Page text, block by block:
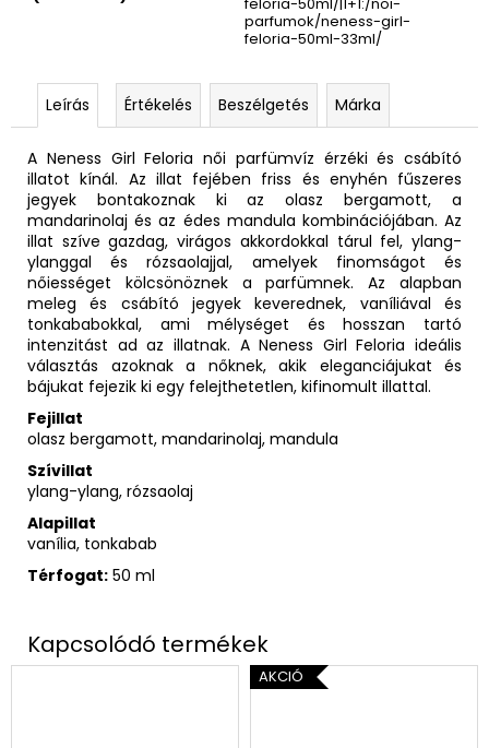
parfumok/neness-girl-
feloria-50ml-33ml/
Leírás Értékelés Beszélgetés Márka
A Neness Girl Feloria női parfümvíz érzéki és csábító
illatot kínál. Az illat fejében friss és enyhén fűszeres
jegyek bontakoznak ki az olasz bergamott, a
mandarinolaj és az édes mandula kombinációjában. Az
illat szíve gazdag, virágos akkordokkal tárul fel, ylang-
ylanggal és rózsaolajjal, amelyek finomságot és
nőiességet kölcsönöznek a parfümnek. Az alapban
meleg és csábító jegyek keverednek, vaníliával és
tonkababokkal, ami mélységet és hosszan tartó
intenzitást ad az illatnak. A Neness Girl Feloria ideális
választás azoknak a nőknek, akik eleganciájukat és
bájukat fejezik ki egy felejthetetlen, kifinomult illattal.
Fejillat
olasz bergamott, mandarinolaj, mandula
Szívillat
ylang-ylang, rózsaolaj
Alapillat
vanília, tonkabab
Térfogat: 50 ml
AKCIÓ